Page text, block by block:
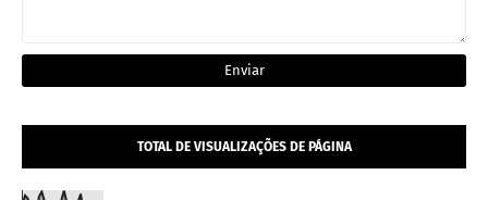
TOTAL DE VISUALIZAÇÕES DE PÁGINA